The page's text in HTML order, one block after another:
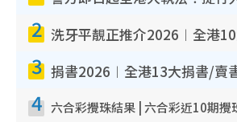
2
3
4